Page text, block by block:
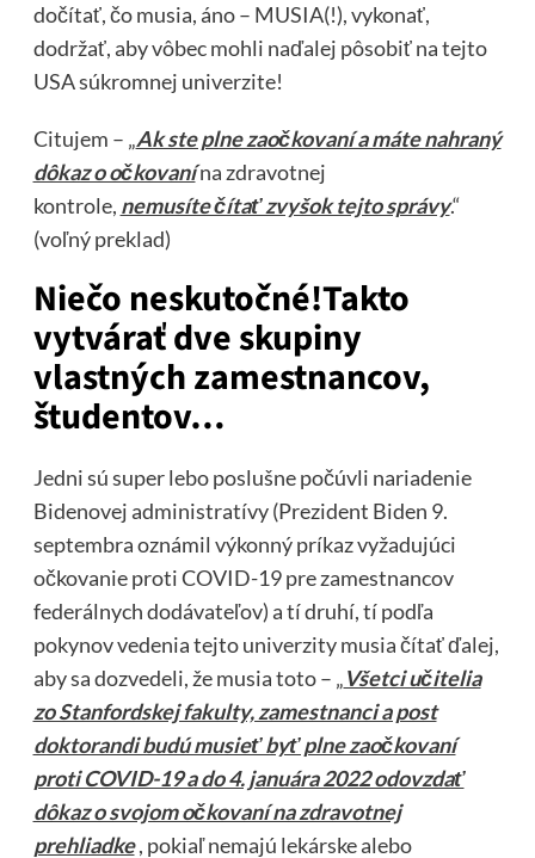
dočítať, čo musia, áno – MUSIA(!), vykonať,
dodržať, aby vôbec mohli naďalej pôsobiť na tejto
USA súkromnej univerzite!
Citujem – „Ak ste plne zaočkovaní a máte nahraný
dôkaz o očkovanína zdravotnej
kontrole, nemusíte čítať zvyšok tejto správy.“
(voľný preklad)
Niečo neskutočné!Takto
vytvárať dve skupiny
vlastných zamestnancov,
študentov…
Jedni sú super lebo poslušne počúvli nariadenie
Bidenovej administratívy (Prezident Biden 9.
septembra oznámil výkonný príkaz vyžadujúci
očkovanie proti COVID-19 pre zamestnancov
federálnych dodávateľov) a tí druhí, tí podľa
pokynov vedenia tejto univerzity musia čítať ďalej,
aby sa dozvedeli, že musia toto – „Všetci učitelia
zo Stanfordskej fakulty, zamestnanci a post
doktorandi budú musieť byť plne zaočkovaní
proti COVID-19 a do 4. januára 2022 odovzdať
dôkaz o svojom očkovaní na zdravotnej
prehliadke, pokiaľ nemajú lekárske alebo